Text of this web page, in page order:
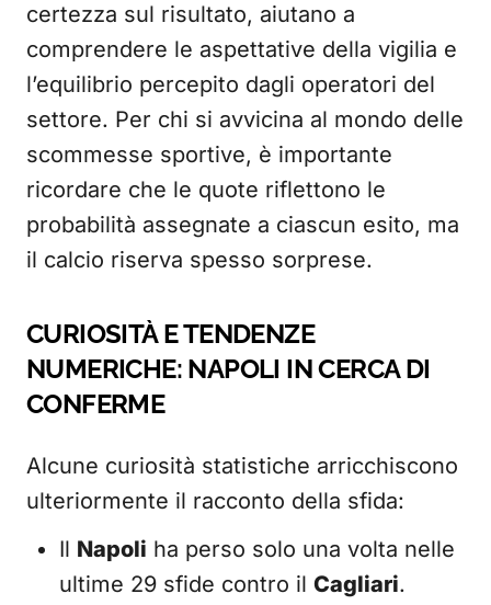
certezza sul risultato, aiutano a
comprendere le aspettative della vigilia e
l’equilibrio percepito dagli operatori del
settore. Per chi si avvicina al mondo delle
scommesse sportive, è importante
ricordare che le quote riflettono le
probabilità assegnate a ciascun esito, ma
il calcio riserva spesso sorprese.
CURIOSITÀ E TENDENZE
NUMERICHE: NAPOLI IN CERCA DI
CONFERME
Alcune curiosità statistiche arricchiscono
ulteriormente il racconto della sfida:
Il Napoli ha perso solo una volta nelle
ultime 29 sfide contro il Cagliari.